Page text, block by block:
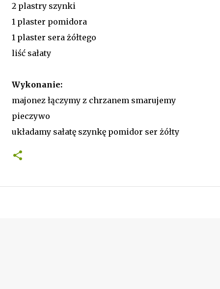
2 plastry szynki
1 plaster pomidora
1 plaster sera żółtego
liść sałaty
Wykonanie:
majonez łączymy z chrzanem smarujemy
pieczywo
układamy sałatę szynkę pomidor ser żółty